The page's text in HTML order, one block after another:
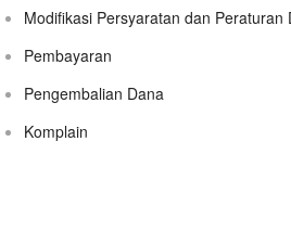
Modifikasi Persyaratan dan Peraturan
Pembayaran
Pengembalian Dana
Komplain